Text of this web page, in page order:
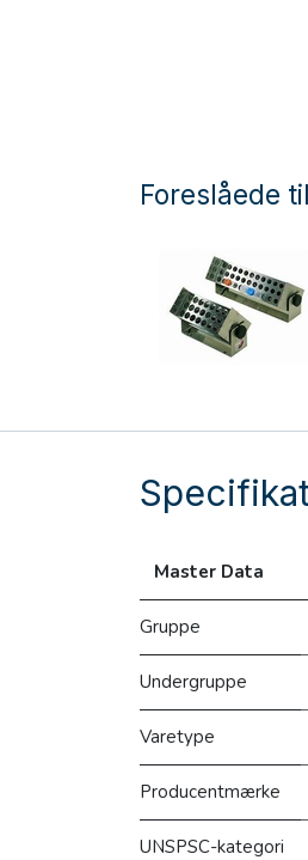
Foreslåede
Master Data
Gruppe
Undergruppe
Varetype
Producentmærke
UNSPSC-kategori